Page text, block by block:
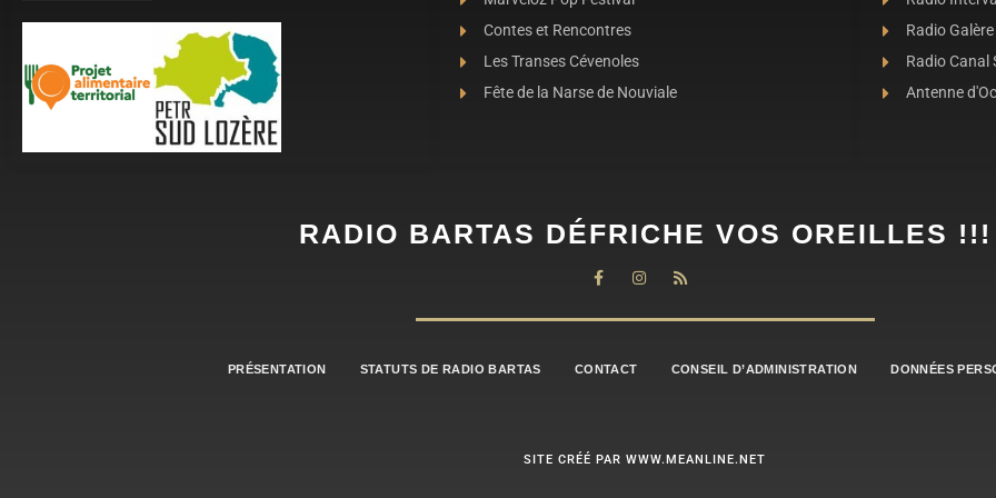
Contes et Rencontres
Les Transes Cévenoles
Fête de la Narse de Nouviale
Radio Galère
Radio Canal
Antenne d'Oc
RADIO BARTAS DÉFRICHE VOS OREILLES !!!
PRÉSENTATION STATUTS DE RADIO BARTAS CONTACT CONSEIL D’ADMINISTRATION DONNÉES
SITE CRÉÉ PAR WWW.MEANLINE.NET